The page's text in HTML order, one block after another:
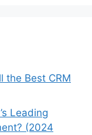
the Best CRM
Leading
(2024